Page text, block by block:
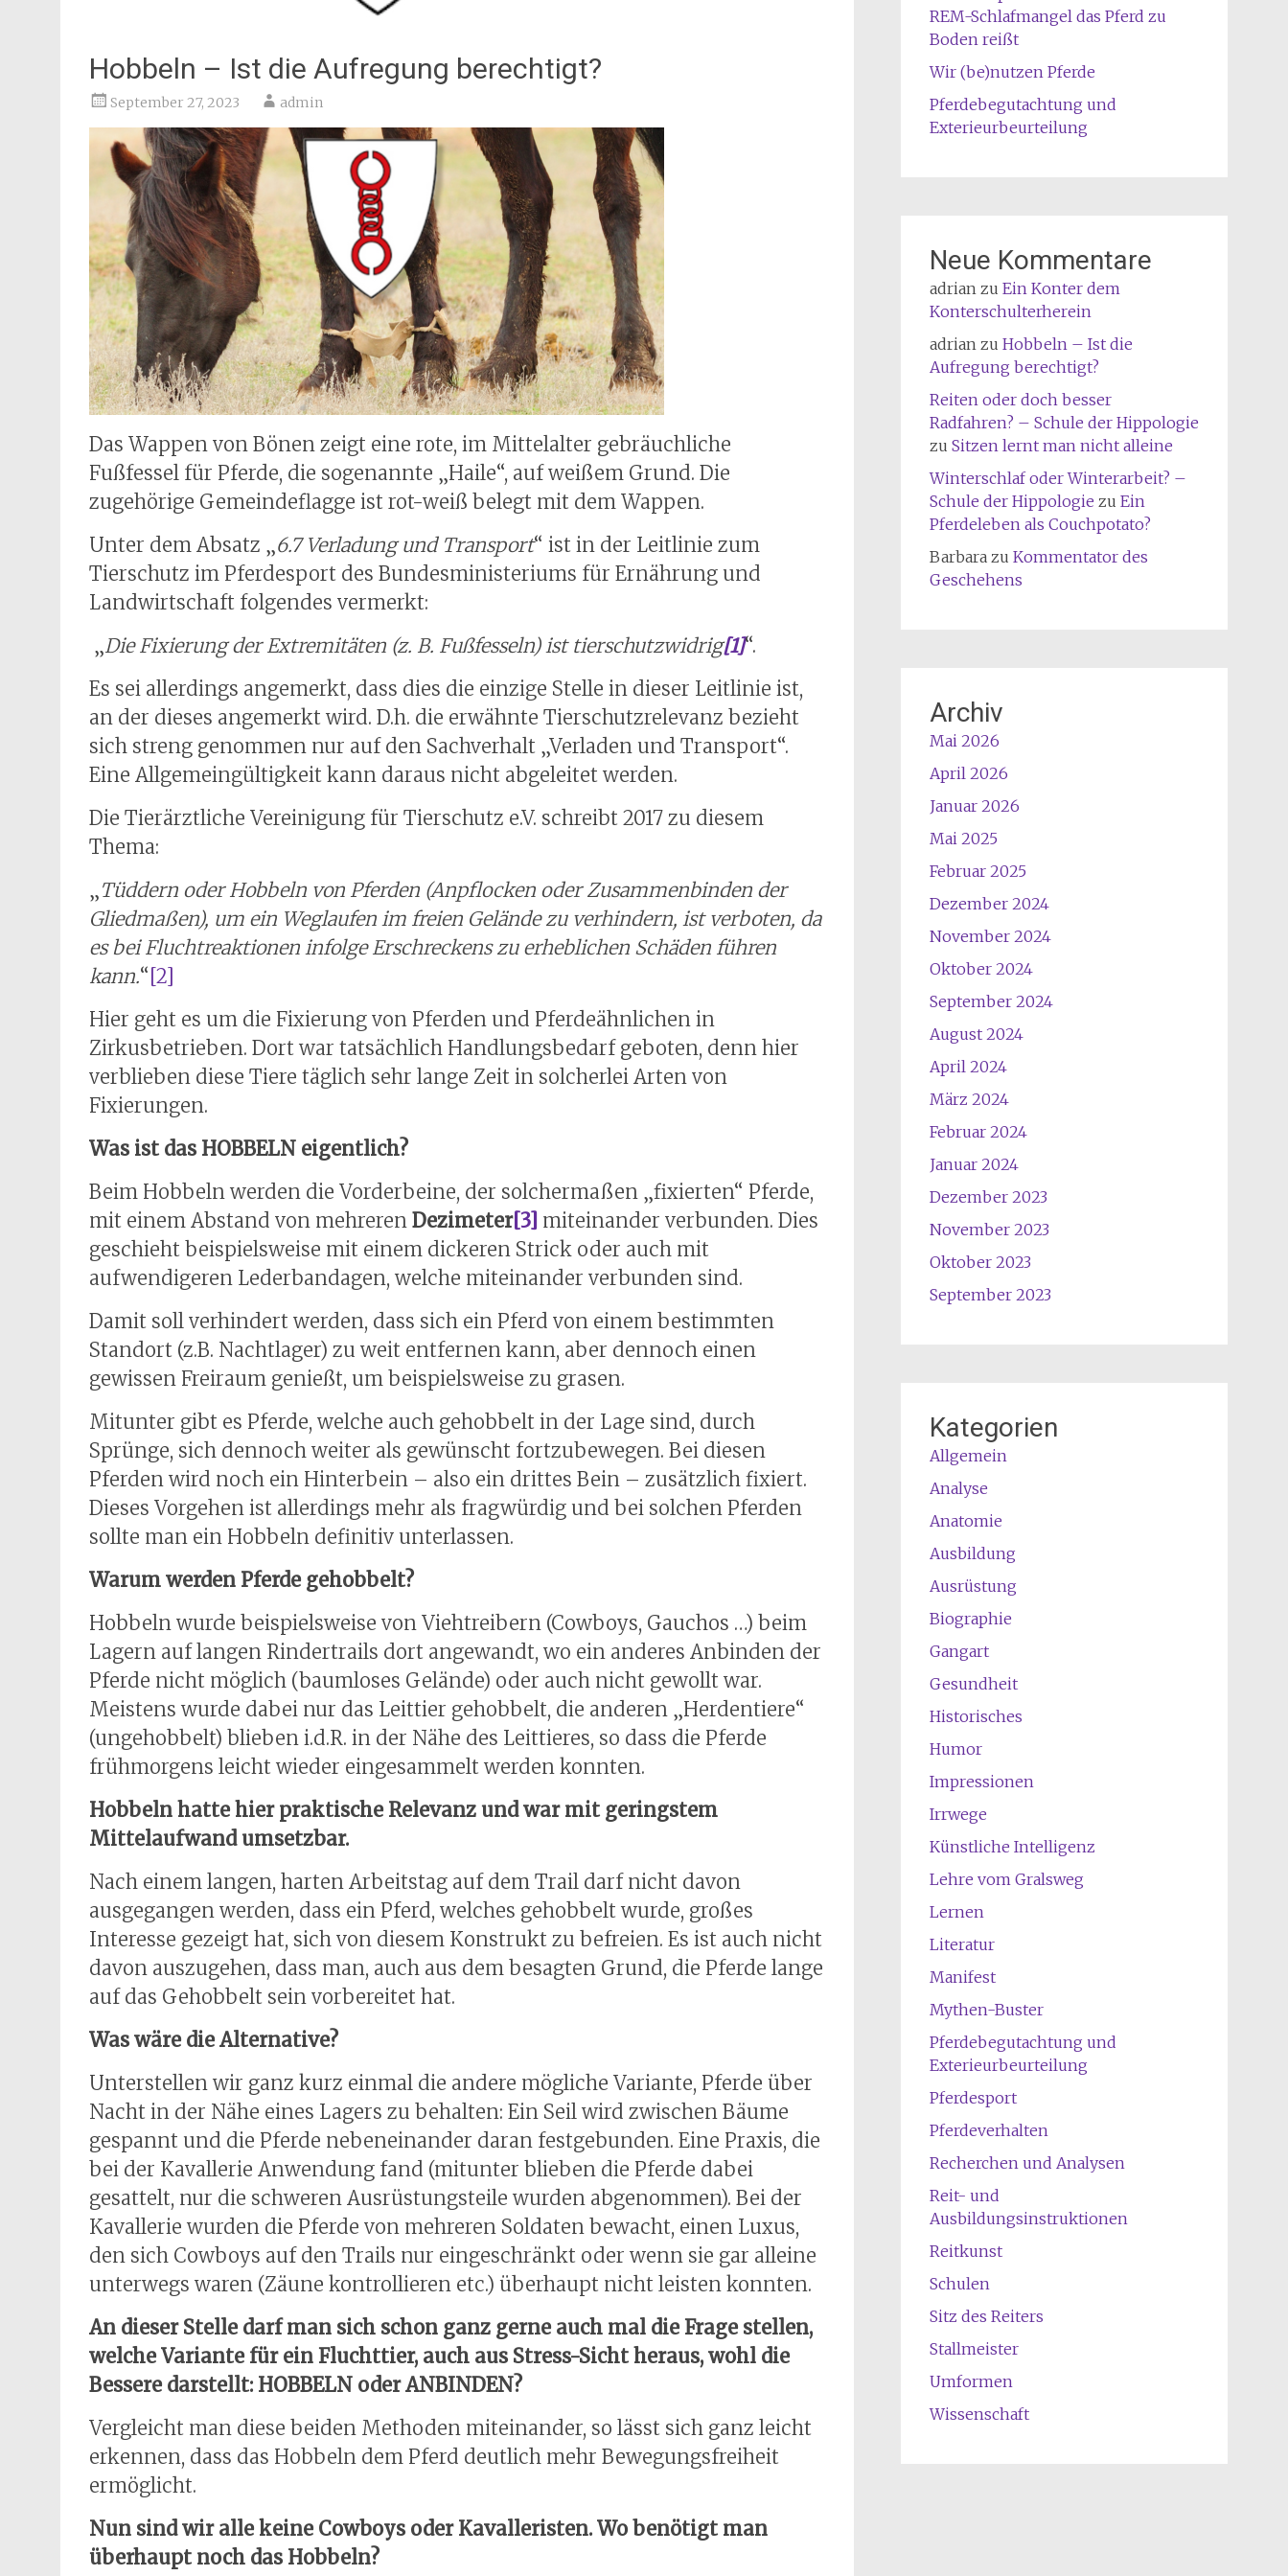
Hobbeln – Ist die Aufregung berechtigt?
September 27, 2023 admin
Das Wappen von Bönen zeigt eine rote, im Mittelalter gebräuchliche
Fußfessel für Pferde, die sogenannte „Haile“, auf weißem Grund. Die
zugehörige Gemeindeflagge ist rot-weiß belegt mit dem Wappen.
Unter dem Absatz „6.7 Verladung und Transport“ ist in der Leitlinie zum
Tierschutz im Pferdesport des Bundesministeriums für Ernährung und
Landwirtschaft folgendes vermerkt:
„Die Fixierung der Extremitäten (z. B. Fußfesseln) ist tierschutzwidrig[1]“.
Es sei allerdings angemerkt, dass dies die einzige Stelle in dieser Leitlinie ist,
an der dieses angemerkt wird. D.h. die erwähnte Tierschutzrelevanz bezieht
sich streng genommen nur auf den Sachverhalt „Verladen und Transport“.
Eine Allgemeingültigkeit kann daraus nicht abgeleitet werden.
Die Tierärztliche Vereinigung für Tierschutz e.V. schreibt 2017 zu diesem
Thema:
„Tüddern oder Hobbeln von Pferden (Anpflocken oder Zusammenbinden der
Gliedmaßen), um ein Weglaufen im freien Gelände zu verhindern, ist verboten, da
es bei Fluchtreaktionen infolge Erschreckens zu erheblichen Schäden führen
kann.“[2]
Hier geht es um die Fixierung von Pferden und Pferdeähnlichen in
Zirkusbetrieben. Dort war tatsächlich Handlungsbedarf geboten, denn hier
verblieben diese Tiere täglich sehr lange Zeit in solcherlei Arten von
Fixierungen.
Was ist das HOBBELN eigentlich?
Beim Hobbeln werden die Vorderbeine, der solchermaßen „fixierten“ Pferde,
mit einem Abstand von mehreren Dezimeter[3] miteinander verbunden. Dies
geschieht beispielsweise mit einem dickeren Strick oder auch mit
aufwendigeren Lederbandagen, welche miteinander verbunden sind.
Damit soll verhindert werden, dass sich ein Pferd von einem bestimmten
Standort (z.B. Nachtlager) zu weit entfernen kann, aber dennoch einen
gewissen Freiraum genießt, um beispielsweise zu grasen.
Mitunter gibt es Pferde, welche auch gehobbelt in der Lage sind, durch
Sprünge, sich dennoch weiter als gewünscht fortzubewegen. Bei diesen
Pferden wird noch ein Hinterbein – also ein drittes Bein – zusätzlich fixiert.
Dieses Vorgehen ist allerdings mehr als fragwürdig und bei solchen Pferden
sollte man ein Hobbeln definitiv unterlassen.
Warum werden Pferde gehobbelt?
Hobbeln wurde beispielsweise von Viehtreibern (Cowboys, Gauchos …) beim
Lagern auf langen Rindertrails dort angewandt, wo ein anderes Anbinden der
Pferde nicht möglich (baumloses Gelände) oder auch nicht gewollt war.
Meistens wurde dabei nur das Leittier gehobbelt, die anderen „Herdentiere“
(ungehobbelt) blieben i.d.R. in der Nähe des Leittieres, so dass die Pferde
frühmorgens leicht wieder eingesammelt werden konnten.
Hobbeln hatte hier praktische Relevanz und war mit geringstem
Mittelaufwand umsetzbar.
Nach einem langen, harten Arbeitstag auf dem Trail darf nicht davon
ausgegangen werden, dass ein Pferd, welches gehobbelt wurde, großes
Interesse gezeigt hat, sich von diesem Konstrukt zu befreien. Es ist auch nicht
davon auszugehen, dass man, auch aus dem besagten Grund, die Pferde lange
auf das Gehobbelt sein vorbereitet hat.
Was wäre die Alternative?
Unterstellen wir ganz kurz einmal die andere mögliche Variante, Pferde über
Nacht in der Nähe eines Lagers zu behalten: Ein Seil wird zwischen Bäume
gespannt und die Pferde nebeneinander daran festgebunden. Eine Praxis, die
bei der Kavallerie Anwendung fand (mitunter blieben die Pferde dabei
gesattelt, nur die schweren Ausrüstungsteile wurden abgenommen). Bei der
Kavallerie wurden die Pferde von mehreren Soldaten bewacht, einen Luxus,
den sich Cowboys auf den Trails nur eingeschränkt oder wenn sie gar alleine
unterwegs waren (Zäune kontrollieren etc.) überhaupt nicht leisten konnten.
An dieser Stelle darf man sich schon ganz gerne auch mal die Frage stellen,
welche Variante für ein Fluchttier, auch aus Stress-Sicht heraus, wohl die
Bessere darstellt: HOBBELN oder ANBINDEN?
Vergleicht man diese beiden Methoden miteinander, so lässt sich ganz leicht
erkennen, dass das Hobbeln dem Pferd deutlich mehr Bewegungsfreiheit
ermöglicht.
Nun sind wir alle keine Cowboys oder Kavalleristen. Wo benötigt man
überhaupt noch das Hobbeln?
REM-Schlafmangel das Pferd zu
Boden reißt
Wir (be)nutzen Pferde
Pferdebegutachtung und
Exterieurbeurteilung
Neue Kommentare
adrian zu Ein Konter dem
Konterschulterherein
adrian zu Hobbeln – Ist die
Aufregung berechtigt?
Reiten oder doch besser
Radfahren? – Schule der Hippologie
zu Sitzen lernt man nicht alleine
Winterschlaf oder Winterarbeit? –
Schule der Hippologie zu Ein
Pferdeleben als Couchpotato?
Barbarazu Kommentator des
Geschehens
Archiv
Mai 2026
April 2026
Januar 2026
Mai 2025
Februar 2025
Dezember 2024
November 2024
Oktober 2024
September 2024
August 2024
April 2024
März 2024
Februar 2024
Januar 2024
Dezember 2023
November 2023
Oktober 2023
September 2023
Kategorien
Allgemein
Analyse
Anatomie
Ausbildung
Ausrüstung
Biographie
Gangart
Gesundheit
Historisches
Humor
Impressionen
Irrwege
Künstliche Intelligenz
Lehre vom Gralsweg
Lernen
Literatur
Manifest
Mythen-Buster
Pferdebegutachtung und
Exterieurbeurteilung
Pferdesport
Pferdeverhalten
Recherchen und Analysen
Reit- und
Ausbildungsinstruktionen
Reitkunst
Schulen
Sitz des Reiters
Stallmeister
Umformen
Wissenschaft